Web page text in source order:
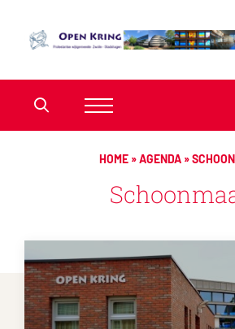
HOME »AGENDA »